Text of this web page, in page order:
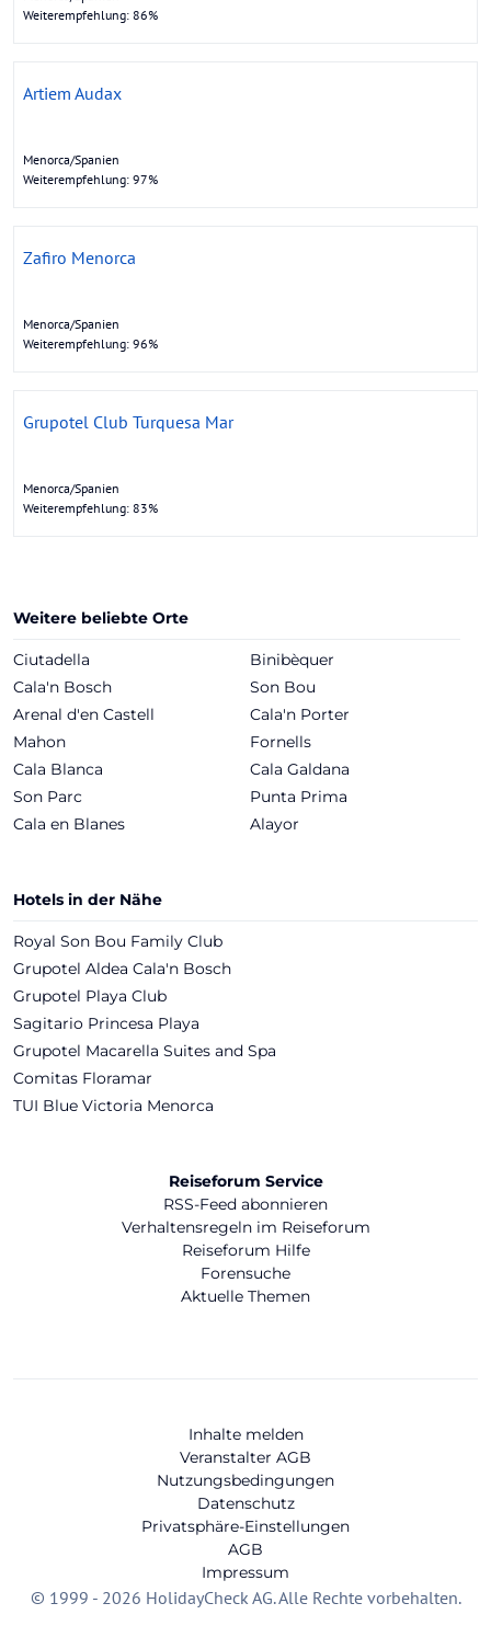
Weiterempfehlung: 86%
Artiem Audax
Menorca/Spanien
Weiterempfehlung: 97%
Zafiro Menorca
Menorca/Spanien
Weiterempfehlung: 96%
Grupotel Club Turquesa Mar
Menorca/Spanien
Weiterempfehlung: 83%
Weitere beliebte Orte
Ciutadella
Binibèquer
Cala'n Bosch
Son Bou
Arenal d'en Castell
Cala'n Porter
Mahon
Fornells
Cala Blanca
Cala Galdana
Son Parc
Punta Prima
Cala en Blanes
Alayor
Hotels in der Nähe
Royal Son Bou Family Club
Grupotel Aldea Cala'n Bosch
Grupotel Playa Club
Sagitario Princesa Playa
Grupotel Macarella Suites and Spa
Comitas Floramar
TUI Blue Victoria Menorca
Reiseforum Service
RSS-Feed abonnieren
Verhaltensregeln im Reiseforum
Reiseforum Hilfe
Forensuche
Aktuelle Themen
Inhalte melden
Veranstalter AGB
Nutzungsbedingungen
Datenschutz
Privatsphäre-Einstellungen
AGB
Impressum
© 1999 - 2026 HolidayCheck AG. Alle Rechte vorbehalten.